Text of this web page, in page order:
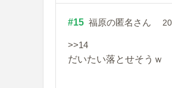
#15 福原の匿名さん
>>14
だいたい落とせそうｗ